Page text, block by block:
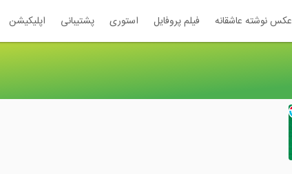
عکس نوشته عاشقانه فیلم پروفایل استوری پشتیبانی اپلیکیشن